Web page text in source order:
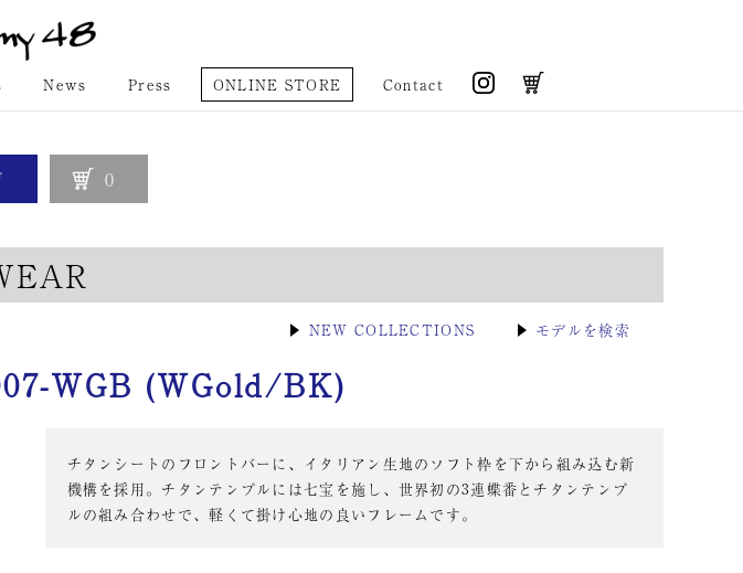
News Press ONLINE STORE Contact
0
▶ NEW COLLECTIONS ▶ モデルを検索
WGB (WGold/BK)
チタンシートのフロントバーに、イタリアン生地のソフト枠を下から組み込む新
機構を採用。チタンテンプルには七宝を施し、世界初の3連蝶番とチタンテンプ
ルの組み合わせで、軽くて掛け心地の良いフレームです。